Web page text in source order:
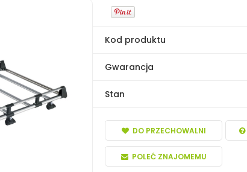
Kod produktu
Gwarancja
Stan
DO PRZECHOWALNI
POLEĆ ZNAJOMEMU